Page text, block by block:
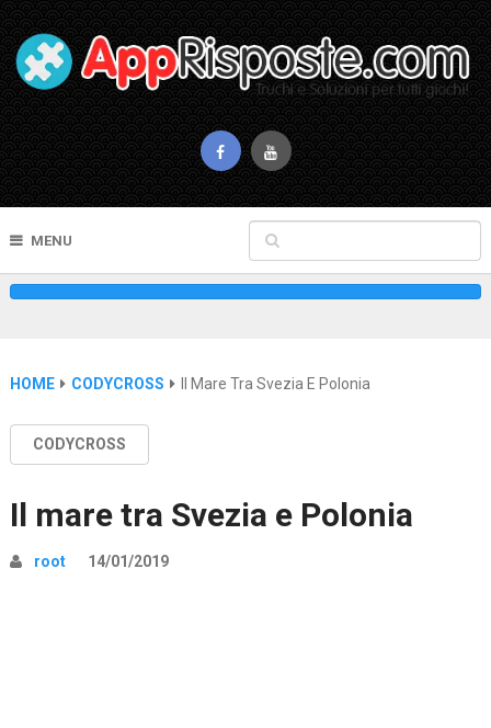
MENU
HOME CODYCROSS Il Mare Tra Svezia E Polonia
CODYCROSS
Il mare tra Svezia e Polonia
root 14/01/2019